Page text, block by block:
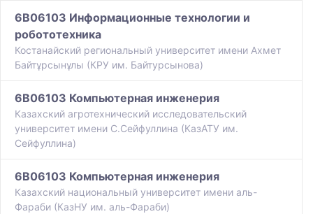
6B06103 Информационные технологии и
робототехника
Костанайский региональный университет имени Ахмет
Байтұрсынұлы (КРУ им. Байтурсынова)
6B06103 Компьютерная инженерия
Казахский агротехнический исследовательский
университет имени С.Сейфуллина (КазАТУ им.
Сейфуллина)
6B06103 Компьютерная инженерия
Казахский национальный университет имени аль-
Фараби (КазНУ им. аль-Фараби)